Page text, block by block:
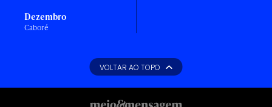
Dezembro
Caboré
VOLTAR AO TOPO